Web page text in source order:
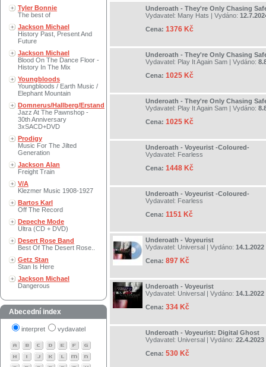
Tyler Bonnie
The best of
Jackson Michael
History Past, Present And
Future
Jackson Michael
Blood On The Dance Floor -
History In The Mix
Youngbloods
Youngbloods / Earth Music /
Elephant Mountain
Domnerus/Hallberg/Erstand
Jazz At The Pawnshop -
30th Anniversary
3xSACD+DVD
Prodigy
Music For The Jilted
Generation
Jackson Alan
Freight Train
V/A
Klezmer Music 1908-1927
Bartos Karl
Off The Record
Depeche Mode
Ultra (CD + DVD)
Desert Rose Band
Best Of The Desert Rose..
Getz Stan
Stan Is Here
Jackson Michael
Dangerous
Abecední index
interpret vydavatel
Underoath - They're Only Chasing
Vydavatel: Many Hats | Vydáno:
Cena: 1376 Kč
Underoath - They're Only Chasing
Vydavatel: Play It Again Sam | Vydáno:
Cena: 1025 Kč
Underoath - They're Only Chasing
Vydavatel: Play It Again Sam | Vydáno:
Cena: 1025 Kč
Underoath - Voyeurist -Coloured-
Vydavatel: Fearless
Cena: 1448 Kč
Underoath - Voyeurist -Coloured-
Vydavatel: Fearless
Cena: 1151 Kč
Underoath - Voyeurist
Vydavatel: Universal | Vydáno: 14.1.2022
Cena: 897 Kč
Underoath - Voyeurist
Vydavatel: Universal | Vydáno: 14.1.2022
Cena: 334 Kč
Underoath - Voyeurist: Digital Ghost
Vydavatel: Universal | Vydáno: 22.4.2023
Cena: 530 Kč